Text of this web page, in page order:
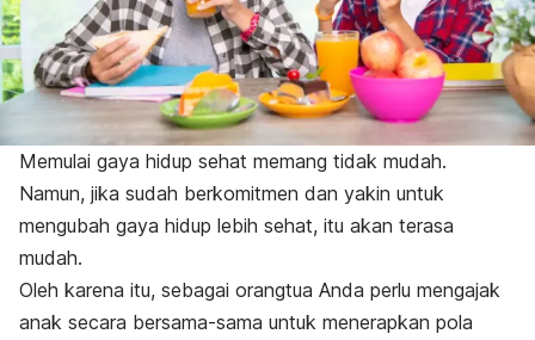
Memulai gaya hidup sehat memang tidak mudah.
Namun, jika sudah berkomitmen dan yakin untuk
mengubah gaya hidup lebih sehat, itu akan terasa
mudah.
Oleh karena itu, sebagai orangtua Anda perlu mengajak
anak secara bersama-sama untuk menerapkan pola